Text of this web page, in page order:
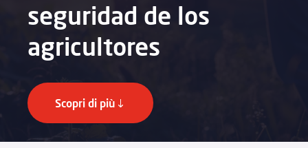
seguridad de los
agricultores
Scopri di più